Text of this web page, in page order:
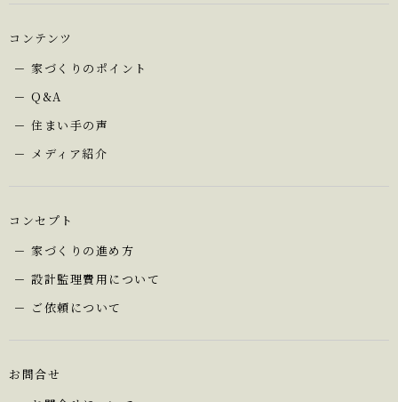
コンテンツ
家づくりのポイント
Q&A
住まい手の声
メディア紹介
コンセプト
家づくりの進め方
設計監理費用について
ご依頼について
お問合せ